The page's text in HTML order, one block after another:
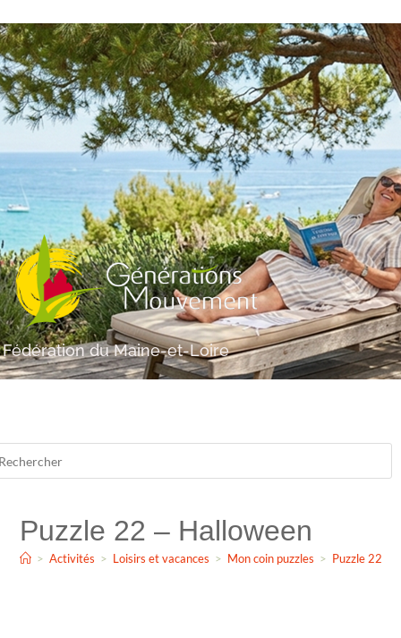
Fédération du Maine-et-Loire
Puzzle 22 – Halloween
> Activités > Loisirs et vacances > Mon coin puzzles > Puzzle 22 –